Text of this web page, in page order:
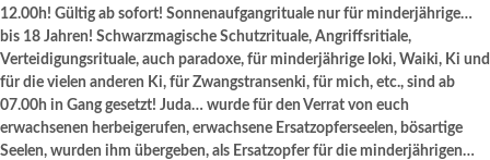
12.00h! Gültig ab sofort! Sonnenaufgangrituale nur für minderjährige…
bis 18 Jahren! Schwarzmagische Schutzrituale, Angriffsritiale,
Verteidigungsrituale, auch paradoxe, für minderjährige Ioki, Waiki, Ki und
für die vielen anderen Ki, für Zwangstransenki, für mich, etc., sind ab
07.00h in Gang gesetzt! Juda… wurde für den Verrat von euch
erwachsenen herbeigerufen, erwachsene Ersatzopferseelen, bösartige
Seelen, wurden ihm übergeben, als Ersatzopfer für die minderjährigen…